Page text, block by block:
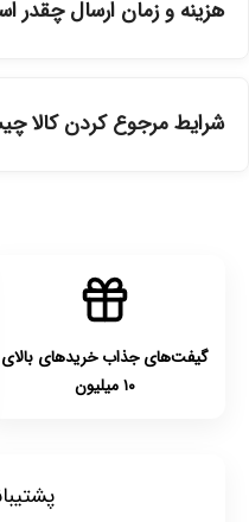
نمایندگی‌های معتبر تهیه
هزینه و زمان ارسال چقدر
شرایط مرجوع کردن کالا
گیفت‌های جذاب خریدهای بالای
۱۰ میلیون